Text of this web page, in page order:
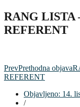
RANG LISTA
REFERENT
PrevPrethodna objava
REFERENT
Objavljeno: 14.
/